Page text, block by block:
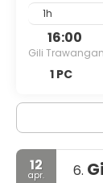
1h
16:00
Gili
1 PC
12
apr. 6.